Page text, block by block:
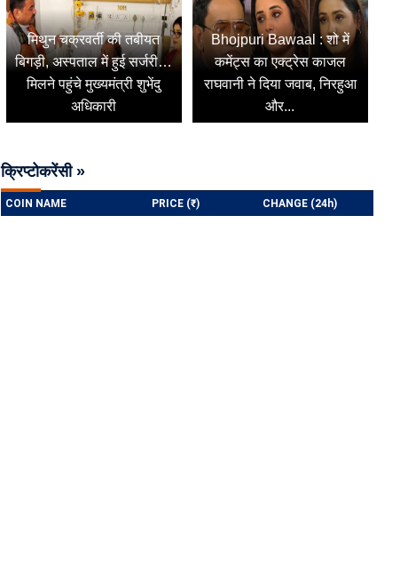
मिथुन चक्रवर्ती की तबीयत
बिगड़ी, अस्पताल में हुई सर्जरी…
मिलने पहुंचे मुख्यमंत्री शुभेंदु
अधिकारी
Bhojpuri Bawaal : शो में
कमेंट्स का एक्ट्रेस काजल
राघवानी ने दिया जवाब, निरहुआ
और...
क्रिप्टोकरेंसी »